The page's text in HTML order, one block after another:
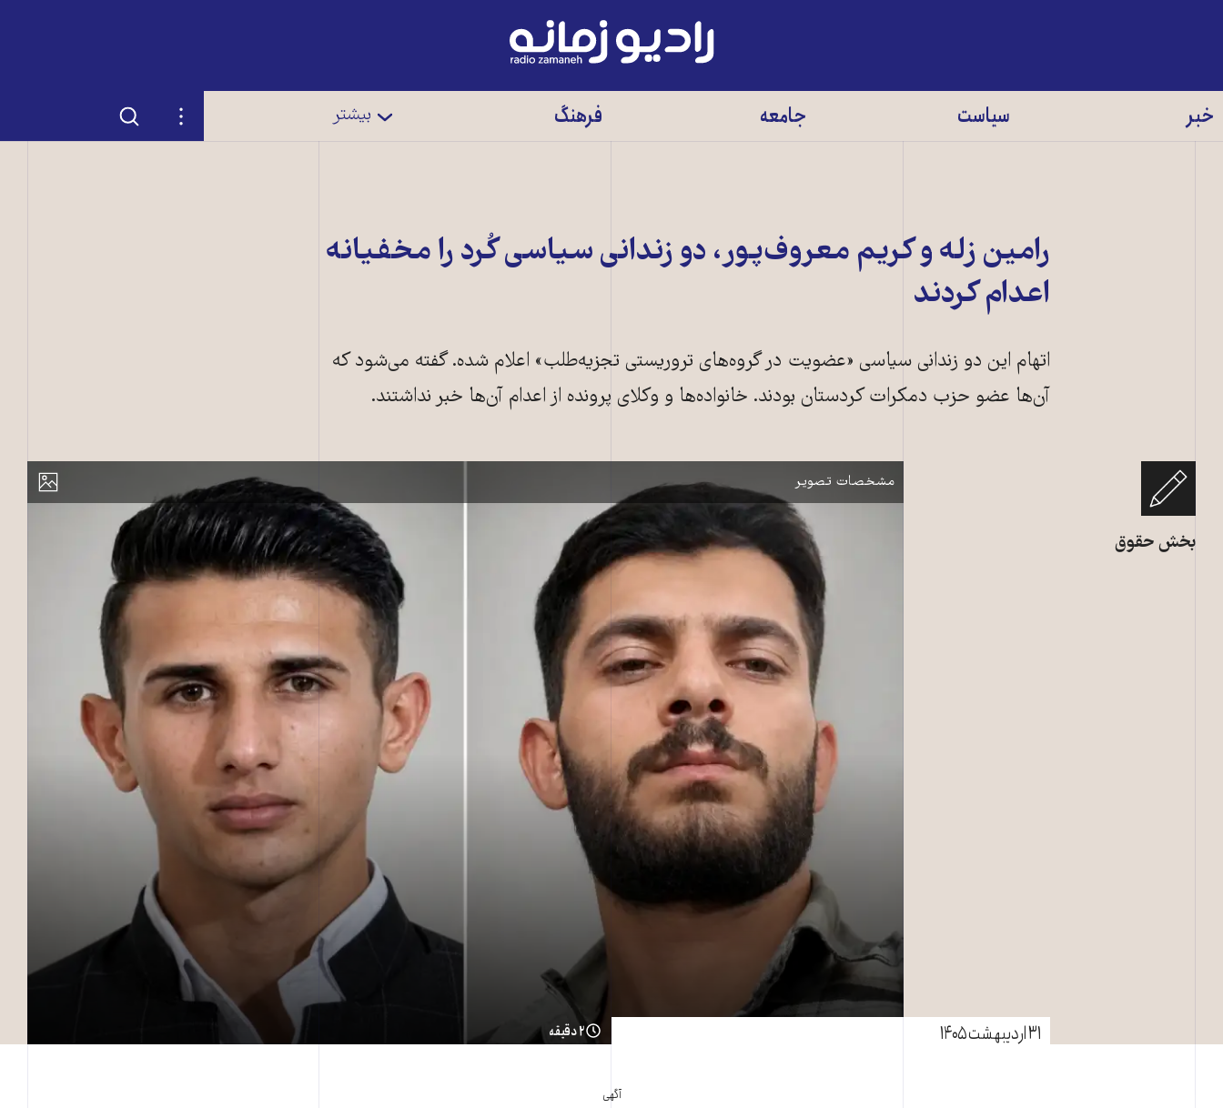
رادیو
زمانه
خبر سیاست جامعه فرهنگ بیشتر تنظیمات جستجو
رامین زله و کریم معروف‌پور، دو زندانی سیاسی کُرد را مخفیانه
اعدام کردند
اتهام این دو زندانی سیاسی «عضویت در گروه‌های تروریستی تجزیه‌طلب» اعلام شده. گفته می‌شود که
آن‌ها عضو حزب دمکرات کردستان بودند. خانواده‌ها و وکلای پرونده از اعدام آن‌ها خبر نداشتند.
بخش حقوق
نمایش
مشخصات تصویر
۳۱ اردیبهشت ۱۴۰۵ ۲ دقیقه
آگهی